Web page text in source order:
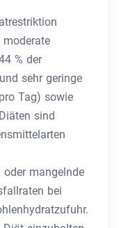
moderate
% der
sehr geringe
Tag) sowie
sind
mangelnde
bei